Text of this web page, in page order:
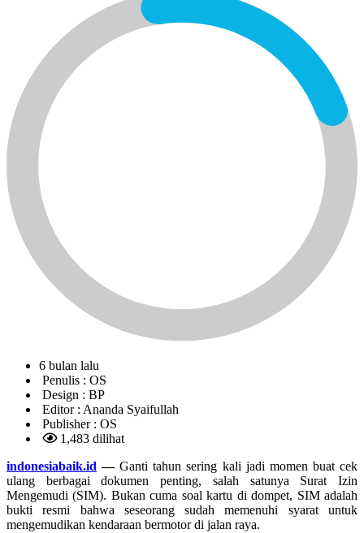
6 bulan lalu
Penulis : OS
Design : BP
Editor : Ananda Syaifullah
Publisher : OS
1,483 dilihat
indonesiabaik.id —Ganti tahun sering kali jadi momen buat cek
ulang berbagai dokumen penting, salah satunya Surat Izin
Mengemudi (SIM). Bukan cuma soal kartu di dompet, SIM adalah
bukti resmi bahwa seseorang sudah memenuhi syarat untuk
mengemudikan kendaraan bermotor di jalan raya.